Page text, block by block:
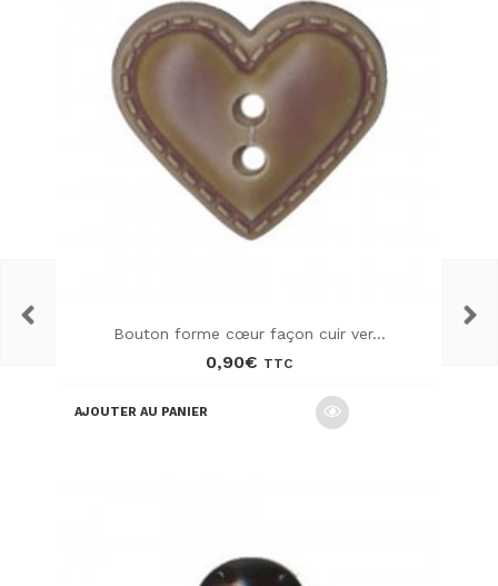
Bouton forme cœur façon cuir ver...
0,90€ TTC
AJOUTER AU PANIER